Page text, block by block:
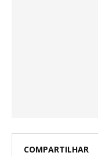
COMPARTILHAR